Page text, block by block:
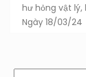
hư hỏng vật lý,
Ngày 18/03/24